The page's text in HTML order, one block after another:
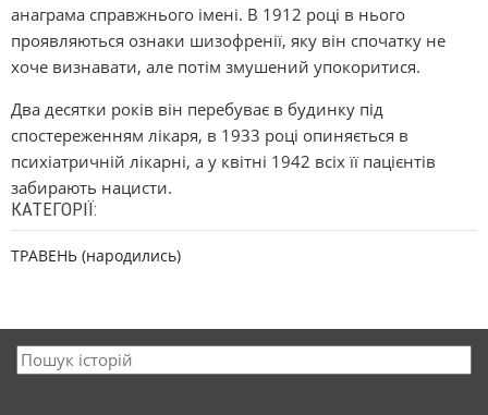
анаграма справжнього імені. В 1912 році в нього
проявляються ознаки шизофренії, яку він спочатку не
хоче визнавати, але потім змушений упокоритися.
Два десятки років він перебуває в будинку під
спостереженням лікаря, в 1933 році опиняється в
психіатричній лікарні, а у квітні 1942 всіх її пацієнтів
забирають нацисти.
КАТЕГОРІЇ:
ТРАВЕНЬ (народились)